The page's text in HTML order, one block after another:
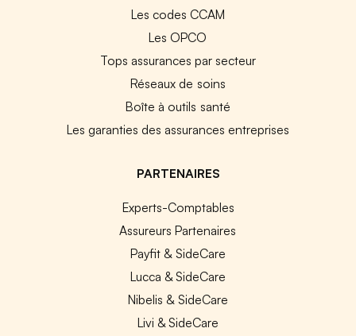
Les codes CCAM
Les OPCO
Tops assurances par secteur
Réseaux de soins
Boîte à outils santé
Les garanties des assurances entreprises
PARTENAIRES
Experts-Comptables
Assureurs Partenaires
Payfit & SideCare
Lucca & SideCare
Nibelis & SideCare
Livi & SideCare